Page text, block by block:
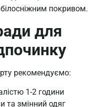
покривом.
для
рекомендуємо:
1-2 години
та змінний одяг